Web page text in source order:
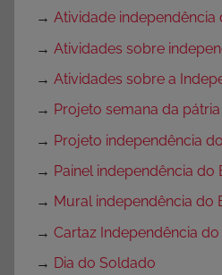
→ Atividade independência
→ Atividades sobre
→ Atividades sobre a
→ Projeto semana da pátria
→ Projeto independência
→ Painel independência do
→ Mural independência do
→ Cartaz Independência
→ Dia do Soldado